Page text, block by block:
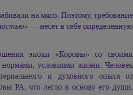
на мясо. Поэтому, требование
— несёт в себе определённую
эпохи «Коровы» со своими
нормами, условиями жизни. Человек
и духовного опыта от
РА, что легло в основу его души,